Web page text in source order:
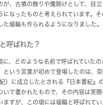
が、古墳の飾りや魔除けとして、目
になったものと考えられています。そ
た埴輪も作られるようになりました。
呼ばれた？
に、どのような名前で呼ばれていたの
という言葉が初めて登場したのは、
に成立したとされる『日本書紀』の
いて書かれたもので、その内容は実
ますが、この頃には埴輪と呼ばれて